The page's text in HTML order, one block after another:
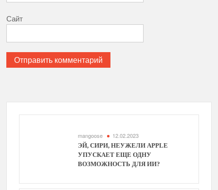
Сайт
mangoose 12.02.2023
ЭЙ, СИРИ, НЕУЖЕЛИ APPLE
УПУСКАЕТ ЕЩЕ ОДНУ
ВОЗМОЖНОСТЬ ДЛЯ ИИ?